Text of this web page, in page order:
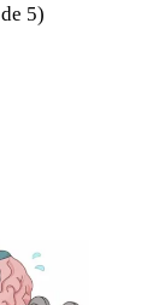
de 5)